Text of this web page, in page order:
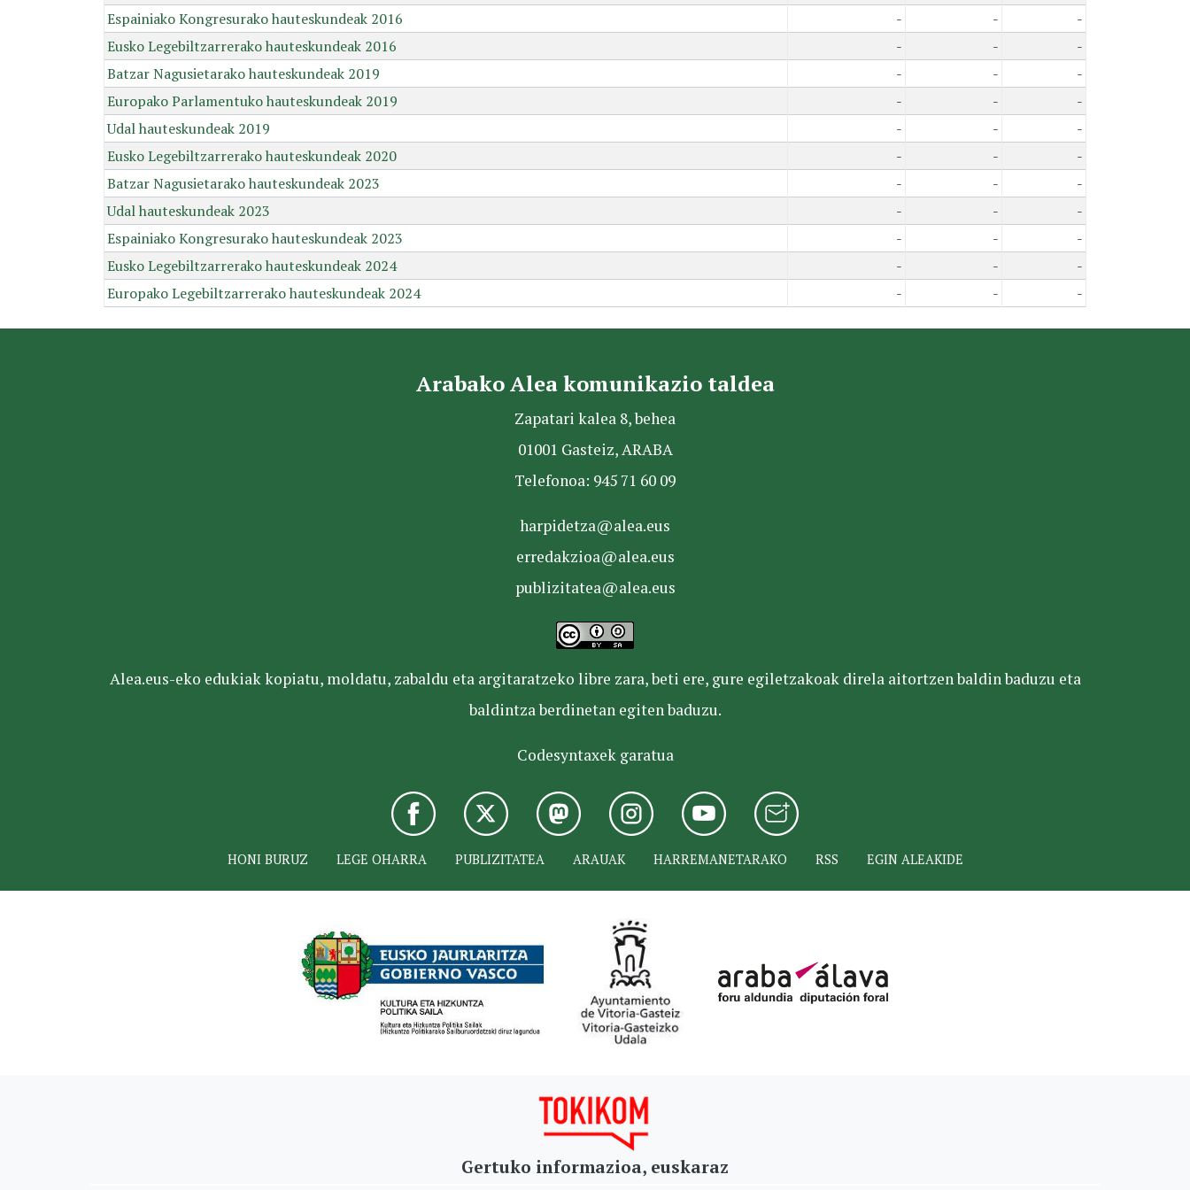
Espainiako Kongresurako hauteskundeak 2016
- -
-
Eusko Legebiltzarrerako hauteskundeak 2016
- -
-
Batzar Nagusietarako hauteskundeak 2019
- -
-
Europako Parlamentuko hauteskundeak 2019
- -
-
Udal hauteskundeak 2019
- -
-
Eusko Legebiltzarrerako hauteskundeak 2020
- -
-
Batzar Nagusietarako hauteskundeak 2023
- -
-
Udal hauteskundeak 2023
- -
-
Espainiako Kongresurako hauteskundeak 2023
- -
-
Eusko Legebiltzarrerako hauteskundeak 2024
- -
-
Europako Legebiltzarrerako hauteskundeak 2024
- - -
Arabako Alea komunikazio taldea
Zapatari kalea 8, behea
01001 Gasteiz, ARABA
Telefonoa: 945 71 60 09
harpidetza@alea.eus
erredakzioa@alea.eus
publizitatea@alea.eus
Alea.eus-eko edukiak kopiatu, moldatu, zabaldu eta argitaratzeko libre zara, beti ere, gure egiletzakoak direla aitortzen baldin baduzu eta
baldintza berdinetan egiten baduzu.
Codesyntaxek garatua
HONI BURUZ LEGE OHARRA PUBLIZITATEA ARAUAK HARREMANETARAKO RSS EGIN ALEAKIDE
Gertuko informazioa, euskaraz